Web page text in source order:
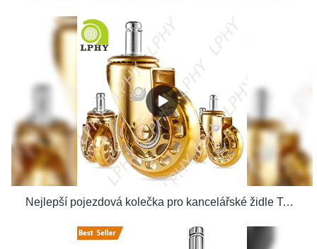
Nejlepší pojezdová kolečka pro kancelářské židle Tovární cena – Dodavatel LPHY& výrobci | Dodavatel LPHY& výrobci | LPHY